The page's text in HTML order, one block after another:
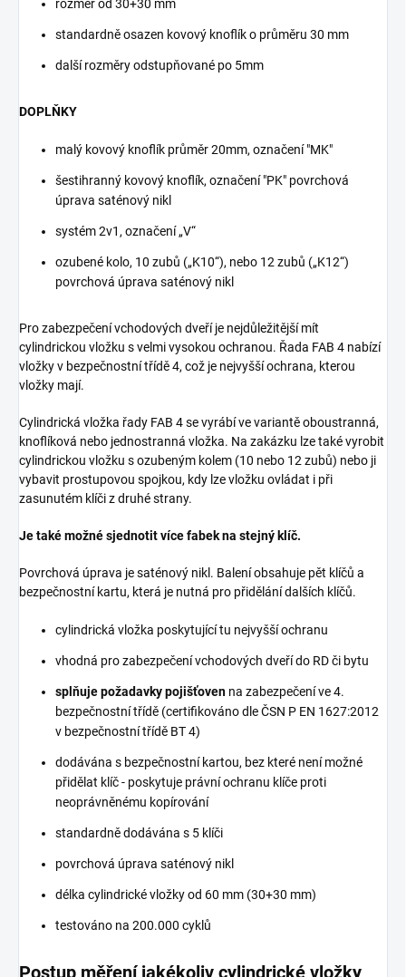
rozměr od 30+30 mm
standardně osazen kovový knoflík o průměru 30 mm
další rozměry odstupňované po 5mm
DOPLŇKY
malý kovový knoflík průměr 20mm, označení "MK"
šestihranný kovový knoflík, označení "PK" povrchová
úprava saténový nikl
systém 2v1, označení „V“
ozubené kolo, 10 zubů („K10“), nebo 12 zubů („K12“)
povrchová úprava saténový nikl
Pro zabezpečení vchodových dveří je nejdůležitější mít
cylindrickou vložku s velmi vysokou ochranou. Řada FAB 4 nabízí
vložky v bezpečnostní třídě 4, což je nejvyšší ochrana, kterou
vložky mají.
Cylindrická vložka řady FAB 4 se vyrábí ve variantě oboustranná,
knoflíková nebo jednostranná vložka. Na zakázku lze také vyrobit
cylindrickou vložku s ozubeným kolem (10 nebo 12 zubů) nebo ji
vybavit prostupovou spojkou, kdy lze vložku ovládat i při
zasunutém klíči z druhé strany.
Je také možné sjednotit více fabek na stejný klíč.
Povrchová úprava je saténový nikl. Balení obsahuje pět klíčů a
bezpečnostní kartu, která je nutná pro přidělání dalších klíčů.
cylindrická vložka poskytující tu nejvyšší ochranu
vhodná pro zabezpečení vchodových dveří do RD či bytu
splňuje požadavky pojišťoven na zabezpečení ve 4.
bezpečnostní třídě (certifikováno dle ČSN P EN 1627:2012
v bezpečnostní třídě BT 4)
dodávána s bezpečnostní kartou, bez které není možné
přidělat klíč - poskytuje právní ochranu klíče proti
neoprávněnému kopírování
standardně dodávána s 5 klíči
povrchová úprava saténový nikl
délka cylindrické vložky od 60 mm (30+30 mm)
testováno na 200.000 cyklů
Postup měření jakékoliv cylindrické vložky